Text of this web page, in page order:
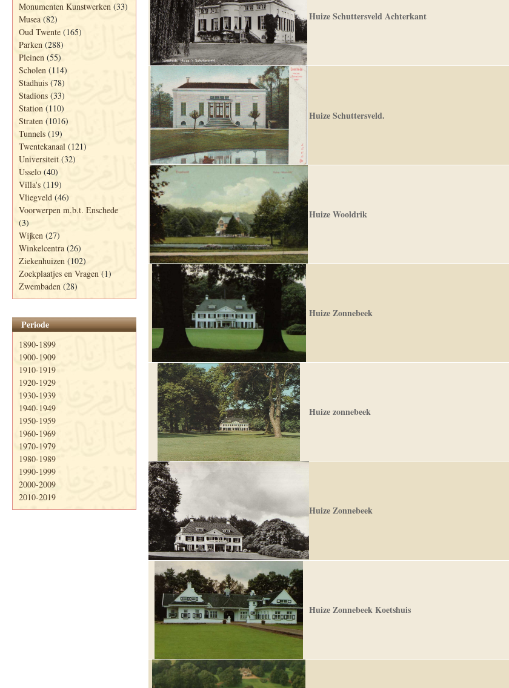
Monumenten Kunstwerken (33)
Musea (82)
Oud Twente (165)
Parken (288)
Pleinen (55)
Scholen (114)
Stadhuis (78)
Stadions (33)
Station (110)
Straten (1016)
Tunnels (19)
Twentekanaal (121)
Universiteit (32)
Usselo (40)
Villa's (119)
Vliegveld (46)
Voorwerpen m.b.t. Enschede
(3)
Wijken (27)
Winkelcentra (26)
Ziekenhuizen (102)
Zoekplaatjes en Vragen (1)
Zwembaden (28)
Periode
1890-1899
1900-1909
1910-1919
1920-1929
1930-1939
1940-1949
1950-1959
1960-1969
1970-1979
1980-1989
1990-1999
2000-2009
2010-2019
Huize Schuttersveld Achterkant
Huize Schuttersveld.
Huize Wooldrik
Huize Zonnebeek
Huize zonnebeek
Huize Zonnebeek
Huize Zonnebeek Koetshuis